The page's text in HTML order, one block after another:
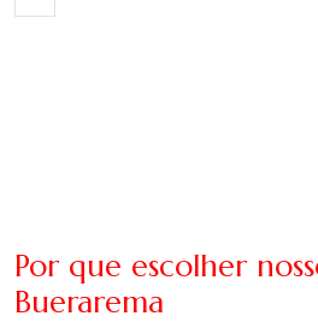
Por que escolher
Buerarema